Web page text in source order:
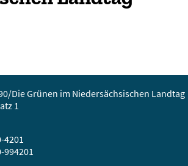
Die Grünen im Niedersächsischen Landtag
1
4201
994201